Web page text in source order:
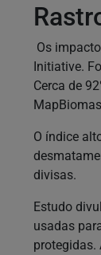
Os
Initiative.
Cerca de
O índice
divisas.
Estudo
usadas
protegidas.